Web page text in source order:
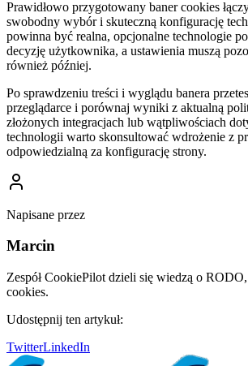
Prawidłowo przygotowany baner cookies
swobodny wybór i skuteczną konfigurację
powinna być realna, opcjonalne technologie
decyzję użytkownika, a ustawienia muszą
również później.
Po sprawdzeniu treści i wyglądu banera
przeglądarce i porównaj wyniki z aktualną
złożonych integracjach lub wątpliwościach
technologii warto skonsultować wdrożenie z
odpowiedzialną za konfigurację strony.
Napisane przez
Marcin
Zespół CookiePilot dzieli się wiedzą o
cookies.
Udostępnij ten artykuł:
TwitterLinkedIn